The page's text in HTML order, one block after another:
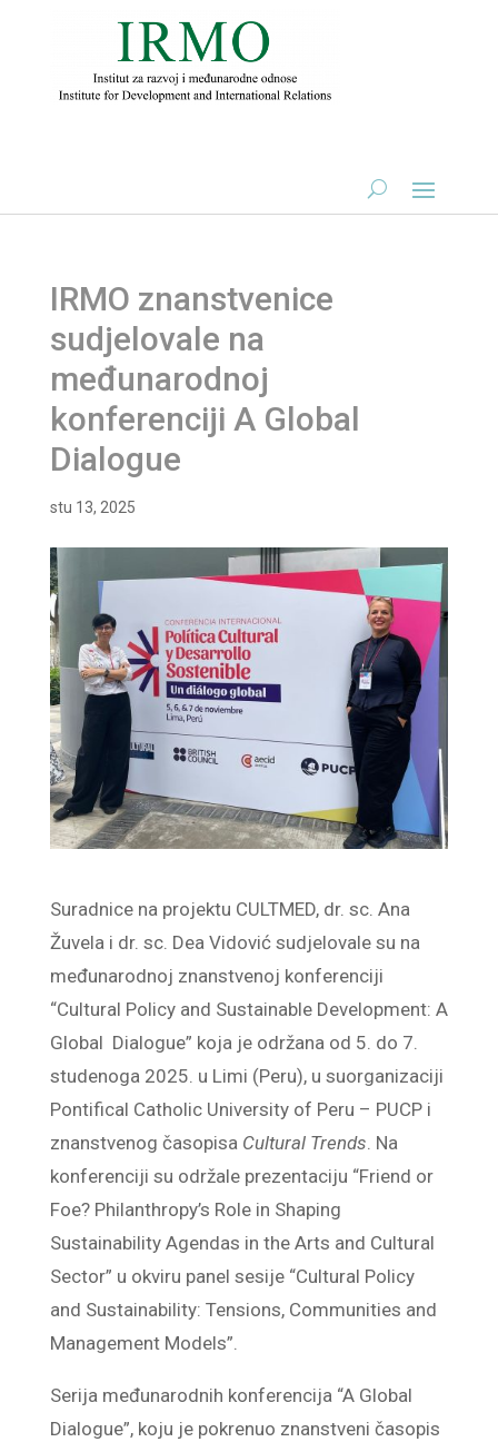
IRMO znanstvenice
sudjelovale na
međunarodnoj
konferenciji A Global
Dialogue
stu 13, 2025
Suradnice na projektu CULTMED, dr. sc. Ana
Žuvela i dr. sc. Dea Vidović sudjelovale su na
međunarodnoj znanstvenoj konferenciji
“Cultural Policy and Sustainable Development: A
Global Dialogue” koja je održana od 5. do 7.
studenoga 2025. u Limi (Peru), u suorganizaciji
Pontifical Catholic University of Peru – PUCP i
znanstvenog časopisa Cultural Trends. Na
konferenciji su održale prezentaciju “Friend or
Foe? Philanthropy’s Role in Shaping
Sustainability Agendas in the Arts and Cultural
Sector” u okviru panel sesije “Cultural Policy
and Sustainability: Tensions, Communities and
Management Models”.
Serija međunarodnih konferencija “A Global
Dialogue”, koju je pokrenuo znanstveni časopis